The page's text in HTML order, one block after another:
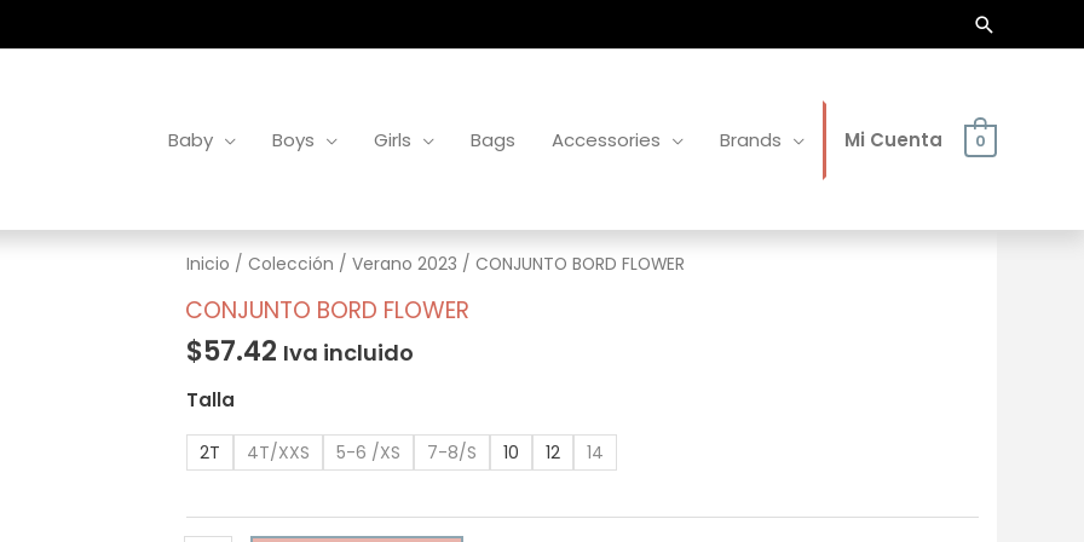
Buscar
Baby Boys Girls Bags Accessories Brands Mi Cuenta 0
Inicio / Colección / Verano 2023 / CONJUNTO BORD FLOWER
CONJUNTO BORD FLOWER
$57.42 Iva incluido
Talla
2T 4T/XXS 5-6 /XS 7-8/S 10 12 14
CONJUNTO
BORD
cantidad